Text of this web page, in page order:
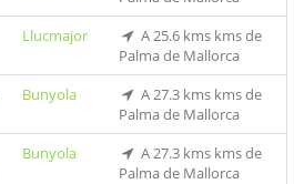
Llucmajor
A 25.6 kms kms de
Palma de Mallorca
Bunyola
A 27.3 kms kms de
Palma de Mallorca
Bunyola
A 27.3 kms kms de
Palma de Mallorca